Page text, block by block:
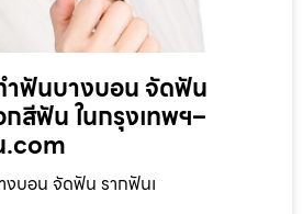
ำฟันบางบอน จัดฟัน
สีฟัน ในกรุงเทพฯ–
งบอน จัดฟัน รากฟันเ